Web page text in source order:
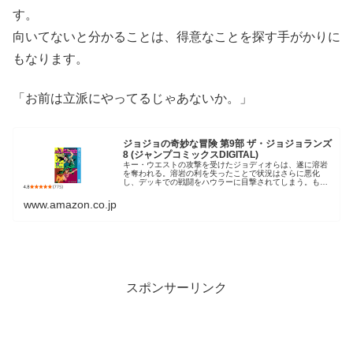
す。
向いてないと分かることは、得意なことを探す手がかりに
もなります。
「お前は立派にやってるじゃあないか。」
ジョジョの奇妙な冒険 第9部 ザ・ジョジョランズ
8 (ジャンプコミックスDIGITAL)
キー・ウエストの攻撃を受けたジョディオらは、遂に溶岩
を奪われる。溶岩の利を失ったことで状況はさらに悪化
し、デッキでの戦闘をハウラーに目撃されてしまう。もは
www.amazon.co.jp
スポンサーリンク